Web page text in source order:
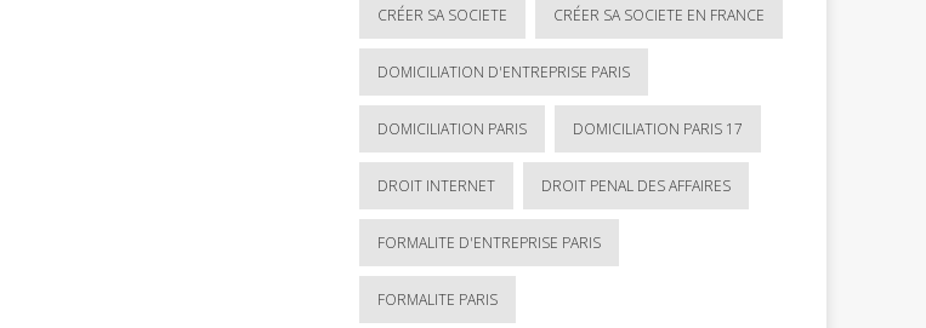
CRÉER SA SOCIETE CRÉER SA SOCIETE EN FRANCE
DOMICILIATION D'ENTREPRISE PARIS
DOMICILIATION PARIS DOMICILIATION PARIS 17
DROIT INTERNET DROIT PENAL DES AFFAIRES
FORMALITE D'ENTREPRISE PARIS
FORMALITE PARIS